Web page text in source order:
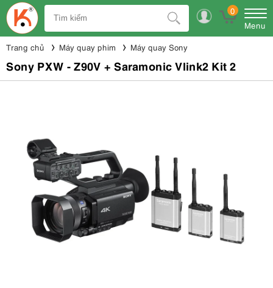
0
Menu
Trang chủ Máy quay phim Máy quay Sony
Sony PXW - Z90V + Saramonic Vlink2 Kit 2